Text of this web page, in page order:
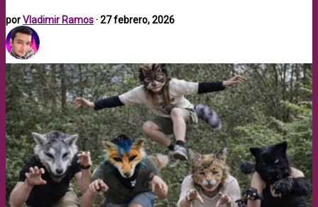
porVladimir Ramos·27 febrero, 2026